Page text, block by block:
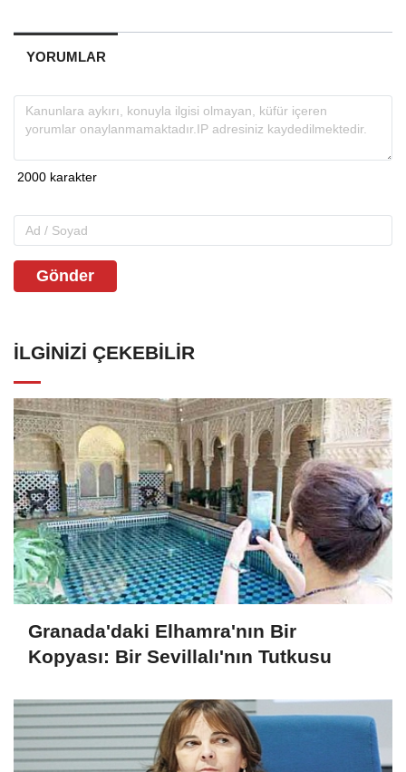
YORUMLAR
Gönder
İLGINIZI ÇEKEBILIR
Granada'daki Elhamra'nın Bir
Kopyası: Bir Sevillalı'nın Tutkusu